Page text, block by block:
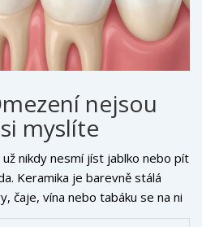
nejsou
myslíte
nikdy nesmí jíst jablko nebo pít
Keramika je barevně stálá
čaje, vína nebo tabáku se na ni
profesionálním čištěním doma